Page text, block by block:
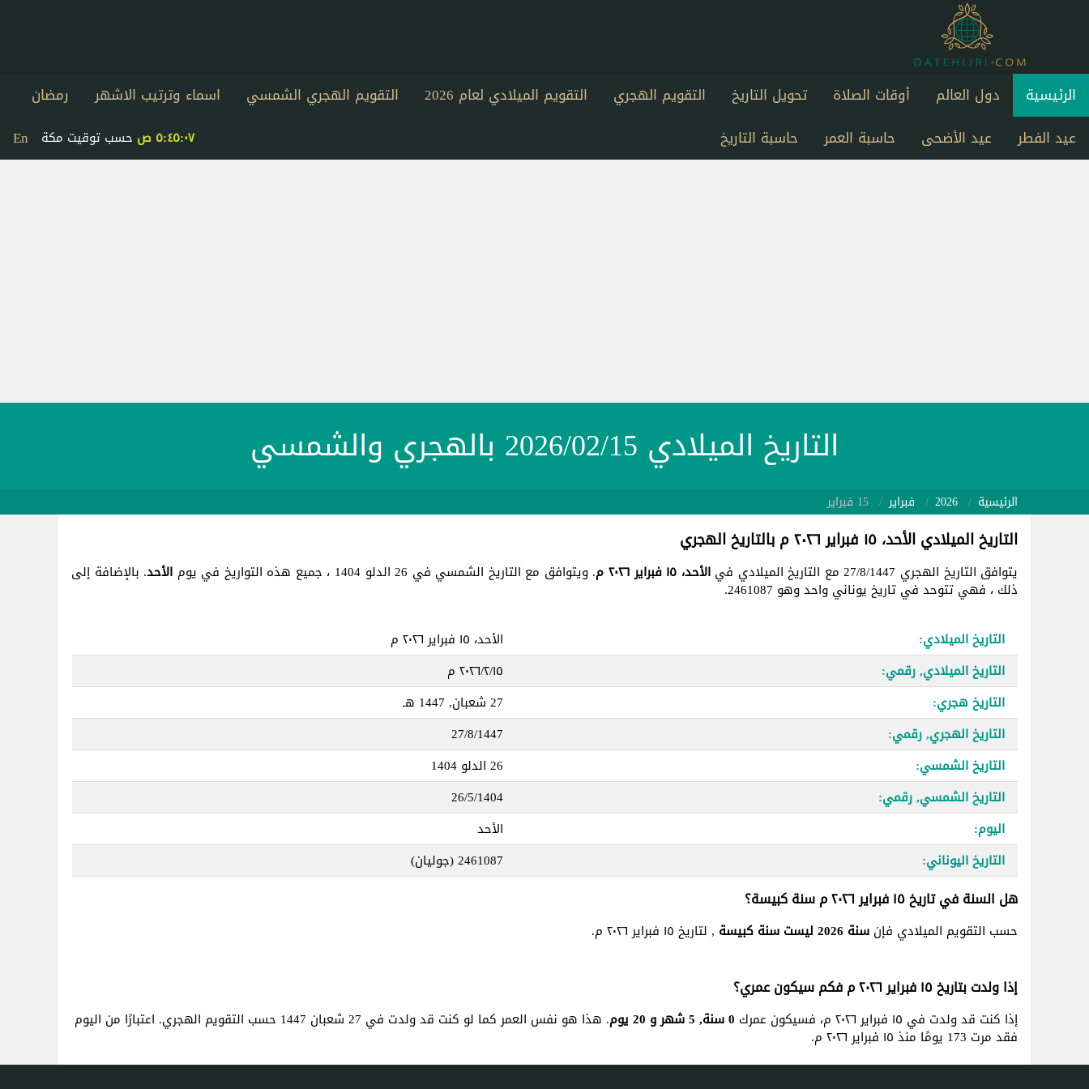
الرئيسية دول العالم أوقات الصلاة تحويل التاريخ التقويم الهجري التقويم الميلادي لعام 2026 التقويم الهجري الشمسي اسماء وترتيب الاشهر
رمضان
عيد الفطر
عيد الأضحى حاسبة العمر حاسبة التاريخ En ٥:٤٥:٠٧ ص حسب توقيت مكة
التاريخ الميلادي 2026/02/15 بالهجري والشمسي
الرئيسية 2026 فبراير 15 فبراير
التاريخ الميلادي الأحد، ١٥ فبراير ٢٠٢٦ م بالتاريخ الهجري
يتوافق التاريخ الهجري 27/8/1447 مع التاريخ الميلادي في الأحد، ١٥ فبراير ٢٠٢٦ م . ويتوافق مع التاريخ الشمسي في 26 الدلو 1404 ، جميع هذه التواريخ في يوم الأحد. بالإضافة إلى
ذلك ، فهي تتوحد في تاريخ يوناني واحد وهو 2461087.
التاريخ الميلادي:
الأحد، ١٥ فبراير ٢٠٢٦ م
التاريخ الميلادي, رقمي:
١٥‏/٢‏/٢٠٢٦ م
التاريخ هجري:
27 شعبان, 1447 هـ
التاريخ الهجري, رقمي:
27/8/1447
التاريخ الشمسي:
26 الدلو 1404
التاريخ الشمسي, رقمي:
26/5/1404
اليوم:
الأحد
التاريخ اليوناني:
2461087(جوليان)
هل السنة في تاريخ ١٥ فبراير ٢٠٢٦ م سنة كبيسة؟
حسب التقويم الميلادي فإن سنة 2026 ليست سنة كبيسة , لتاريخ ١٥ فبراير ٢٠٢٦ م.
إذا ولدت بتاريخ ١٥ فبراير ٢٠٢٦ م فكم سيكون عمري؟
إذا كنت قد ولدت في ١٥ فبراير ٢٠٢٦ م، فسيكون عمرك 0 سنة, 5 شهر و 20 يوم . هذا هو نفس العمر كما لو كنت قد ولدت في 27 شعبان 1447 حسب التقويم الهجري. اعتبارًا من اليوم
فقد مرت 173 يومًا منذ ١٥ فبراير ٢٠٢٦ م.